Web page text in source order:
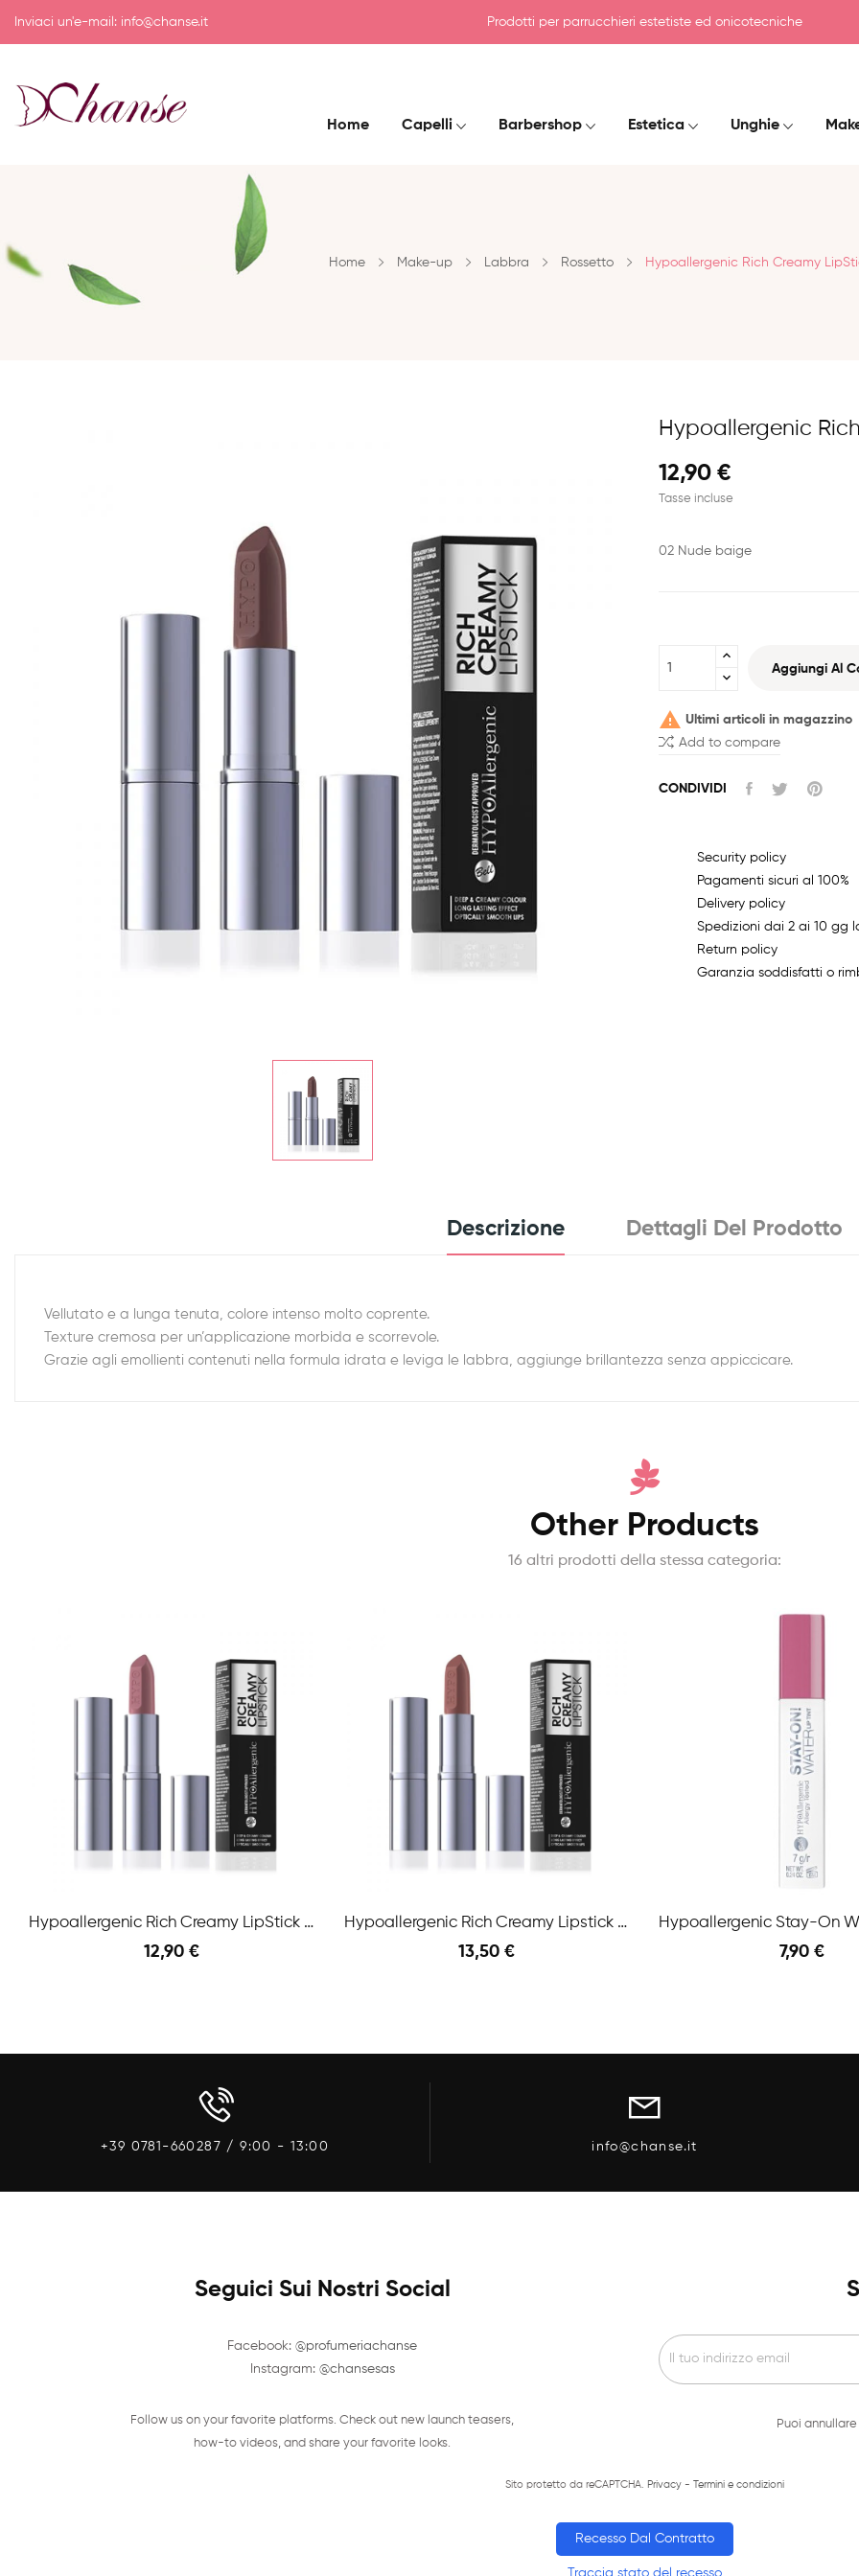
Inviaci un'e-mail: info@chanse.it Prodotti per parrucchieri estetiste ed onicotecniche
Home Capelli Barbershop Estetica Unghie
Home Make-up Labbra Rossetto Hypoallergenic Rich Creamy
Hypoallergenic
12,90 €
Tasse incluse
02 Nude baige
Aggiungi Al
 Ultimi articoli in magazzino
Add to compare
CONDIVIDI
Security policy
Pagamenti sicuri al 100%
Delivery policy
Spedizioni dai 2 ai 10 gg
Return policy
Garanzia soddisfatti o
Descrizione Dettagli Del Prodotto
Vellutato e a lunga tenuta, colore intenso molto coprente.
Texture cremosa per un’applicazione morbida e scorrevole.
Grazie agli emollienti contenuti nella formula idrata e leviga le labbra, aggiunge brillantezza senza appiccicare.
Other Products
16 altri prodotti della stessa categoria:
Hypoallergenic Rich Creamy LipStick N.01 4,5 Gr
12,90 €
Hypoallergenic Rich Creamy Lipstick N.03 4,5 Gr
13,50 € 7,90 €
+39 0781-660287 / 9:00 - 13:00 info@chanse.it
Seguici Sui Nostri Social
Facebook: @profumeriachanse
Instagram: @chansesas
Follow us on your favorite platforms. Check out new launch teasers,
how-to videos, and share your favorite looks.
Puoi
Sito protetto da reCAPTCHA. Privacy- Termini e condizioni
Recesso Dal Contratto
Traccia stato del recesso